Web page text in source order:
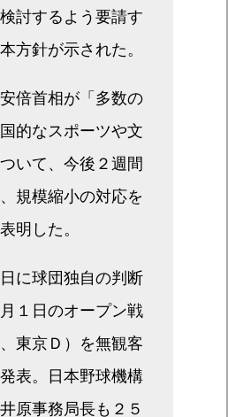
討するよう要請す
方針が示された。
倍首相が「多数の
的なスポーツや文
いて、今後２週間
規模縮小の対応を
明した。
に球団独自の判断
１日のオープン戦
、東京Ｄ）を無観客
表。日本野球機構
原事務局長も２５